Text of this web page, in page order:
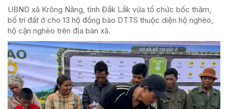
UBND xã Krông Năng, tỉnh Đắk Lắk vừa tổ chức bốc thăm,
bố trí đất ở cho 13 hộ đồng bào DTTS thuộc diện hộ nghèo,
hộ cận nghèo trên địa bàn xã.